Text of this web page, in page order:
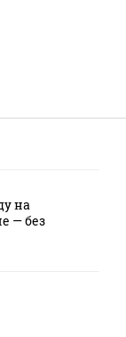
на
— без